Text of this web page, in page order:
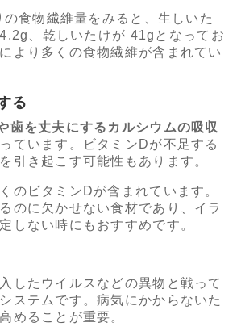
食物繊維量をみると、生しいた
、乾しいたけが 41gとなってお
より多くの食物繊維が含まれてい
る
歯を丈夫にするカルシウムの吸収
ています。ビタミンDが不足する
引き起こす可能性もあります。
のビタミンDが含まれています。
のに欠かせない食材であり、イラ
しない時にもおすすめです。
したウイルスなどの異物と戦って
ステムです。病気にかからないた
めることが重要。